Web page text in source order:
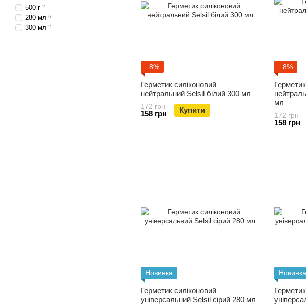
−8%
Герметик силіконовий
нейтральний Selsil білий 300 мл
172 грн
158 грн Купити
−8%
мл
172 грн
158 грн
Новинка
Герметик силіконовий
універсальний Selsil сірий 280 мл
Новинка
500 г 2
280 мл 6
300 мл 2